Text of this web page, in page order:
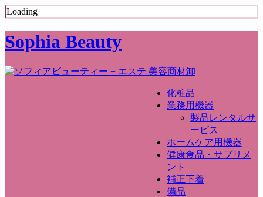
Loading
Sophia Beauty
化粧品
業務用機器
製品レンタルサ
ービス
ホームケア用機器
健康食品・サプリメ
ント
補正下着
備品